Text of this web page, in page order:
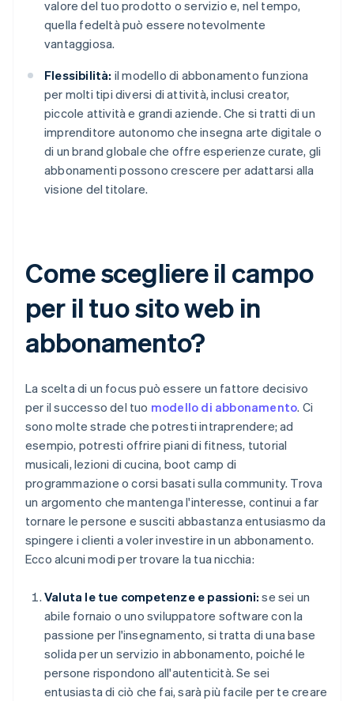
valore del tuo prodotto o servizio e, nel tempo,
quella fedeltà può essere notevolmente
vantaggiosa.
Flessibilità: il modello di abbonamento funziona
per molti tipi diversi di attività, inclusi creator,
piccole attività e grandi aziende. Che si tratti di un
imprenditore autonomo che insegna arte digitale o
di un brand globale che offre esperienze curate, gli
abbonamenti possono crescere per adattarsi alla
visione del titolare.
Come scegliere il campo
per il tuo sito web in
abbonamento?
La scelta di un focus può essere un fattore decisivo
per il successo del tuo modello di abbonamento. Ci
sono molte strade che potresti intraprendere; ad
esempio, potresti offrire piani di fitness, tutorial
musicali, lezioni di cucina, boot camp di
programmazione o corsi basati sulla community. Trova
un argomento che mantenga l'interesse, continui a far
tornare le persone e susciti abbastanza entusiasmo da
spingere i clienti a voler investire in un abbonamento.
Ecco alcuni modi per trovare la tua nicchia:
Valuta le tue competenze e passioni: se sei un
abile fornaio o uno sviluppatore software con la
passione per l'insegnamento, si tratta di una base
solida per un servizio in abbonamento, poiché le
persone rispondono all'autenticità. Se sei
entusiasta di ciò che fai, sarà più facile per te creare